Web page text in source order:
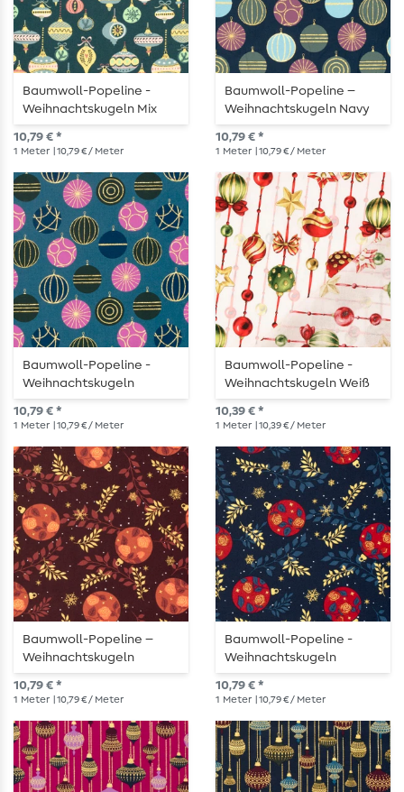
Baumwoll-Popeline -
Weihnachtskugeln Mix
Petrol Gold
10,79 € *
1 Meter | 10,79 € / Meter
Baumwoll-Popeline –
Weihnachtskugeln Navy
Gold
10,79 € *
1 Meter | 10,79 € / Meter
Baumwoll-Popeline -
Weihnachtskugeln
Petrolblau Gold
10,79 € *
1 Meter | 10,79 € / Meter
Baumwoll-Popeline -
Weihnachtskugeln Weiß
10,39 € *
1 Meter | 10,39 € / Meter
Baumwoll-Popeline –
Weihnachtskugeln
Zweige Bordeaux Gold
10,79 € *
1 Meter | 10,79 € / Meter
Baumwoll-Popeline -
Weihnachtskugeln
Zweige Navy Gold
10,79 € *
1 Meter | 10,79 € / Meter